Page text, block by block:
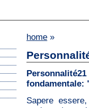
home »
fondamentale:
Sapere